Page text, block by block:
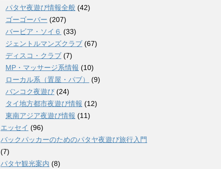
パタヤ夜遊び情報全般 (42)
ゴーゴーバー (207)
バービア・ソイ６ (33)
ジェントルマンズクラブ (67)
ディスコ・クラブ (7)
MP・マッサージ系情報 (10)
ローカル系（置屋・パブ）
(9)
バンコク夜遊び (24)
タイ地方都市夜遊び情報 (12)
東南アジア夜遊び情報 (11)
エッセイ (96)
バックパッカーのためのパタヤ夜遊び旅行入門
(7)
パタヤ観光案内 (8)